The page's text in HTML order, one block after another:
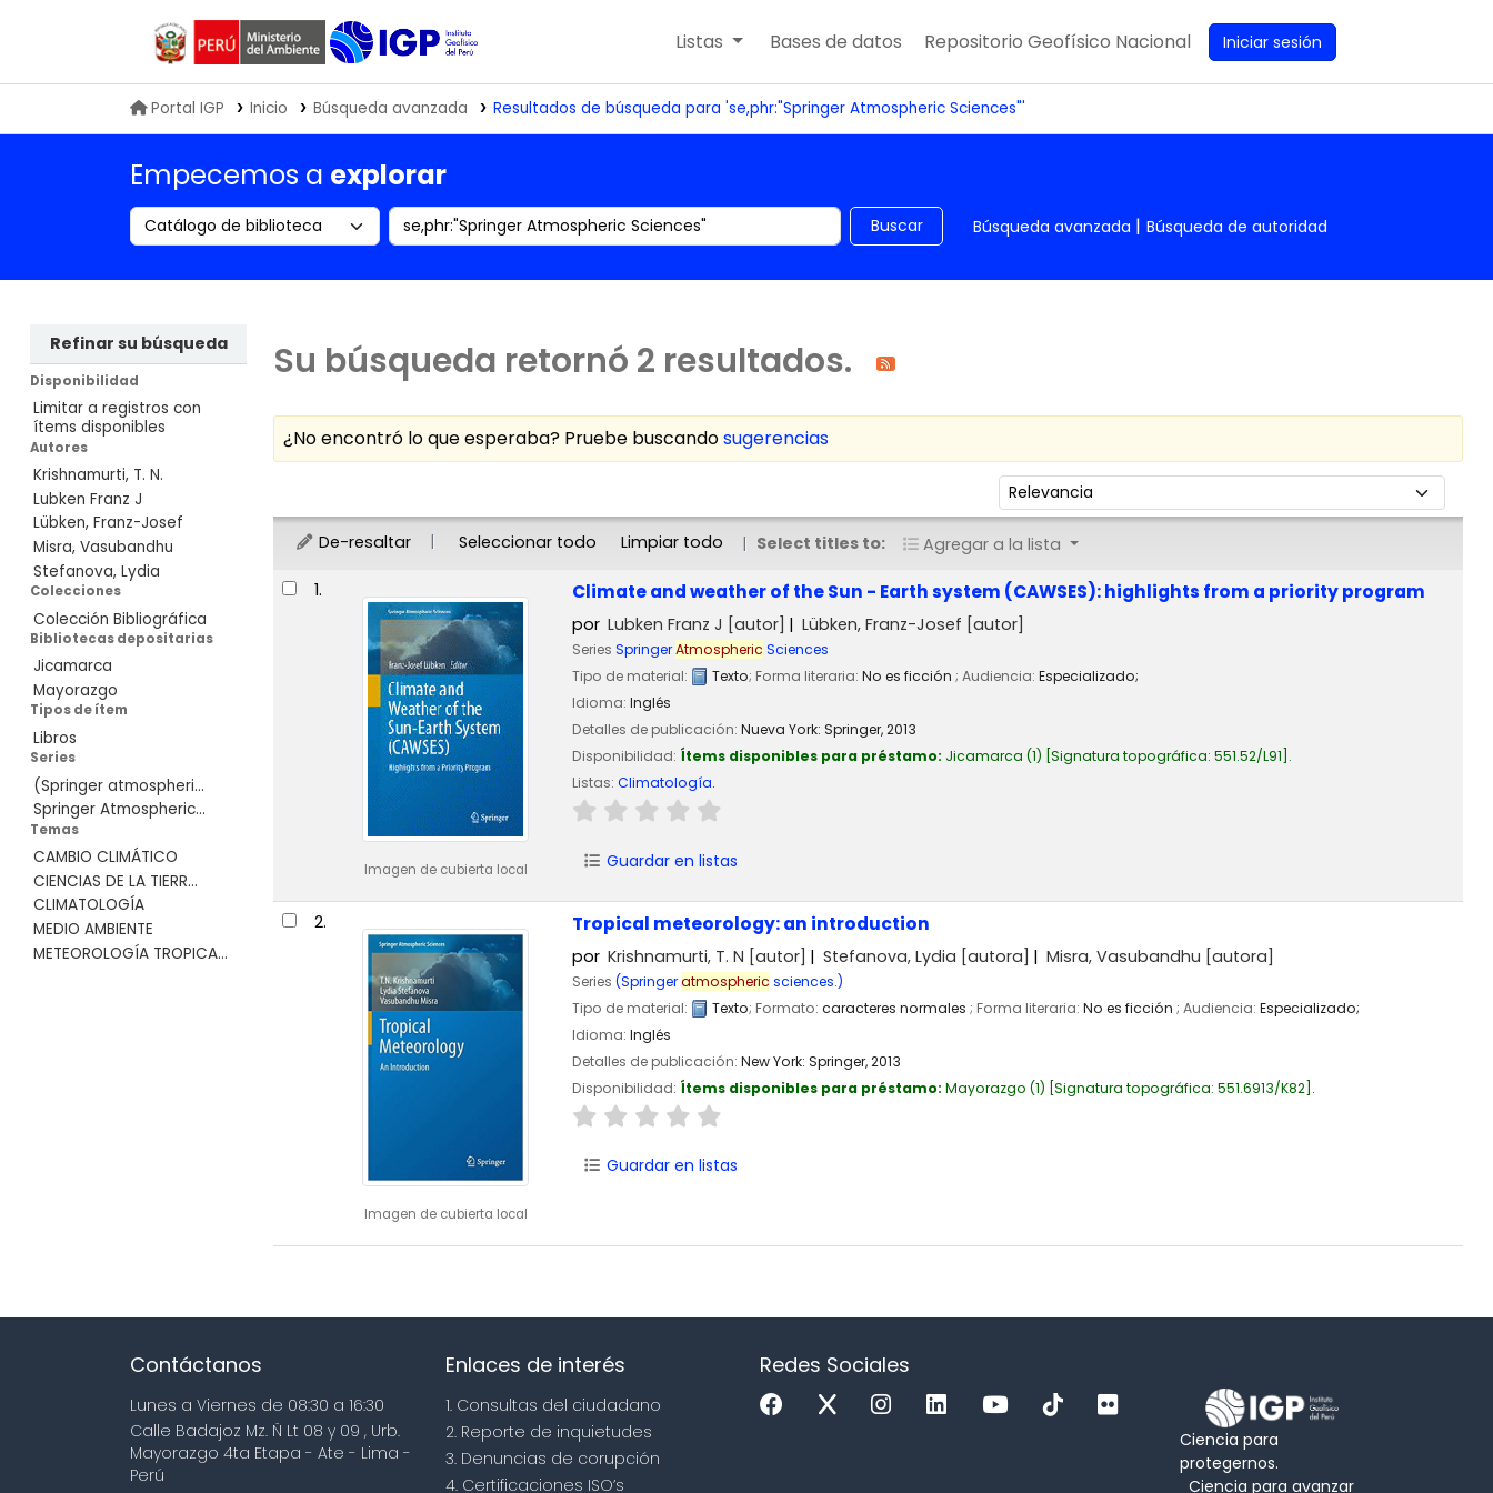
Biblioteca IGP
Listas Bases de datos Repositorio Geofísico Nacional Iniciar sesión
Portal IGP Inicio Búsqueda avanzada Resultados de búsqueda para 'se,phr:"Springer Atmospheric Sciences"'
Empecemos a explorar
Search the catalog by: Buscar en el catálogo por palabra clave Buscar Búsqueda avanzada Búsqueda de autoridad
Refinar su búsqueda
Disponibilidad
Limitar a registros con
ítems disponibles
Autores
Krishnamurti, T. N.
Lubken Franz J
Lübken, Franz-Josef
Misra, Vasubandhu
Stefanova, Lydia
Colecciones
Colección Bibliográfica
Bibliotecas depositarias
Jicamarca
Mayorazgo
Tipos de ítem
Libros
Series
(Springer atmospheri...
Springer Atmospheric...
Temas
CAMBIO CLIMÁTICO
CIENCIAS DE LA TIERR...
CLIMATOLOGÍA
MEDIO AMBIENTE
METEOROLOGÍA TROPICA...
Su búsqueda retornó 2 resultados.
¿No encontró lo que esperaba? Pruebe buscandosugerencias
Ordenar por:
De-resaltar Seleccionar todo Limpiar todo Select titles to: Agregar a la lista
Resultados
1.
Imagen de cubierta local
Climate and weather of the Sun - Earth system (CAWSES): highlights from a priority program
por Lubken Franz J [autor] Lübken, Franz-Josef [autor]
Series SpringerAtmospheric Sciences
Tipo de material:
Texto; Forma literaria: No es ficción ; Audiencia: Especializado;
Idioma: Inglés
Detalles de publicación: Nueva York: Springer,2013
Disponibilidad: Ítems disponibles para préstamo: Jicamarca (1) Signatura topográfica: 551.52/L91 .
Listas: Climatología.
Guardar en listas
2.
Imagen de cubierta local
Tropical meteorology: an introduction
por Krishnamurti, T. N [autor] Stefanova, Lydia [autora] Misra, Vasubandhu [autora]
Series (Springeratmospheric sciences.)
Tipo de material:
Texto; Formato: caracteres normales ; Forma literaria: No es ficción ; Audiencia: Especializado;
Idioma: Inglés
Detalles de publicación: New York: Springer,2013
Disponibilidad: Ítems disponibles para préstamo: Mayorazgo (1) Signatura topográfica: 551.6913/K82 .
Guardar en listas
Contáctanos
Lunes a Viernes de 08:30 a 16:30
Calle Badajoz Mz. Ñ Lt 08 y 09 , Urb.
Mayorazgo 4ta Etapa - Ate - Lima -
Perú
Enlaces de interés
1. Consultas del ciudadano
2. Reporte de inquietudes
3. Denuncias de corupción
4. Certificaciones ISO’s
Redes Sociales
Ciencia para
protegernos.
Ciencia para avanzar